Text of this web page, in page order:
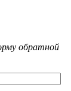
обратной